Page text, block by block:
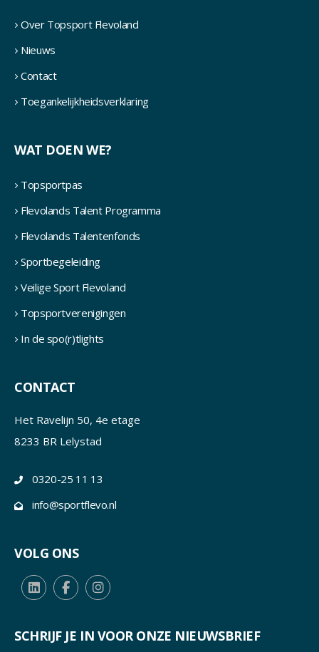
Over Topsport Flevoland
Nieuws
Contact
Toegankelijkheidsverklaring
WAT DOEN WE?
Topsportpas
Flevolands Talent Programma
Flevolands Talentenfonds
Sportbegeleiding
Veilige Sport Flevoland
Topsportverenigingen
In de spo(r)tlights
CONTACT
Het Ravelijn 50, 4e etage
8233 BR Lelystad
0320-25 11 13
info@sportflevo.nl
VOLG ONS
SCHRIJF JE IN VOOR ONZE NIEUWSBRIEF